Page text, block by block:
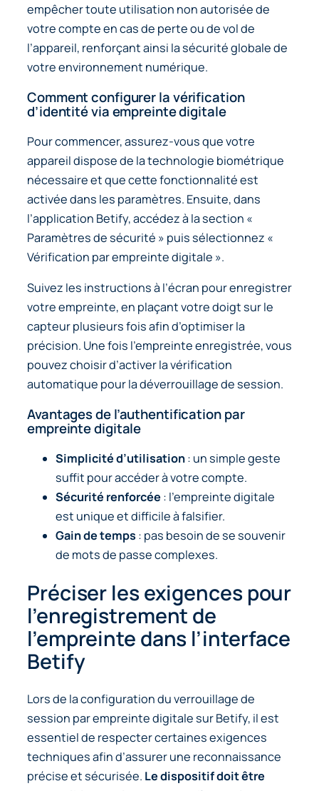
empêcher toute utilisation non autorisée de
votre compte en cas de perte ou de vol de
l’appareil, renforçant ainsi la sécurité globale de
votre environnement numérique.
Comment configurer la vérification
d’identité via empreinte digitale
Pour commencer, assurez-vous que votre
appareil dispose de la technologie biométrique
nécessaire et que cette fonctionnalité est
activée dans les paramètres. Ensuite, dans
l’application Betify, accédez à la section «
Paramètres de sécurité » puis sélectionnez «
Vérification par empreinte digitale ».
Suivez les instructions à l’écran pour enregistrer
votre empreinte, en plaçant votre doigt sur le
capteur plusieurs fois afin d’optimiser la
précision. Une fois l’empreinte enregistrée, vous
pouvez choisir d’activer la vérification
automatique pour la déverrouillage de session.
Avantages de l’authentification par
empreinte digitale
Simplicité d’utilisation: un simple geste
suffit pour accéder à votre compte.
Sécurité renforcée : l’empreinte digitale
est unique et difficile à falsifier.
Gain de temps: pas besoin de se souvenir
de mots de passe complexes.
Préciser les exigences pour
l’enregistrement de
l’empreinte dans l’interface
Betify
Lors de la configuration du verrouillage de
session par empreinte digitale sur Betify, il est
essentiel de respecter certaines exigences
techniques afin d’assurer une reconnaissance
précise et sécurisée. Le dispositif doit être